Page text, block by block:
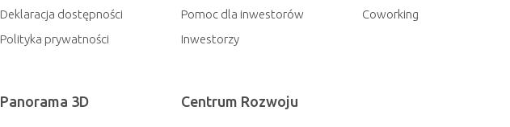
Deklaracja dostępności
Polityka prywatności
Pomoc dla inwestorów
Inwestorzy
Coworking
Panorama 3D Centrum Rozwoju